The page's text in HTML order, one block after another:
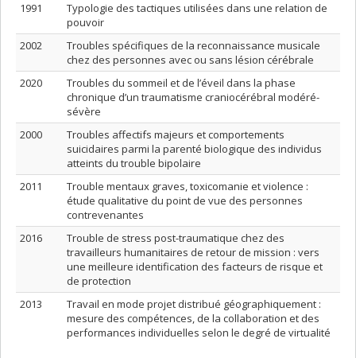
1991
Typologie des tactiques utilisées dans une relation de
pouvoir
2002
Troubles spécifiques de la reconnaissance musicale
chez des personnes avec ou sans lésion cérébrale
2020
Troubles du sommeil et de l’éveil dans la phase
chronique d’un traumatisme craniocérébral modéré-
sévère
2000
Troubles affectifs majeurs et comportements
suicidaires parmi la parenté biologique des individus
atteints du trouble bipolaire
2011
Trouble mentaux graves, toxicomanie et violence :
étude qualitative du point de vue des personnes
contrevenantes
2016
Trouble de stress post-traumatique chez des
travailleurs humanitaires de retour de mission : vers
une meilleure identification des facteurs de risque et
de protection
2013
Travail en mode projet distribué géographiquement :
mesure des compétences, de la collaboration et des
performances individuelles selon le degré de virtualité